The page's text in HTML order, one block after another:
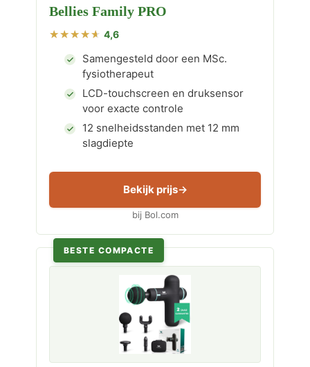
Bellies Family PRO
4,6
Samengesteld door een MSc.
fysiotherapeut
LCD-touchscreen en druksensor
voor exacte controle
12 snelheidsstanden met 12 mm
slagdiepte
Bekijk prijs
bij Bol.com
BESTE COMPACTE